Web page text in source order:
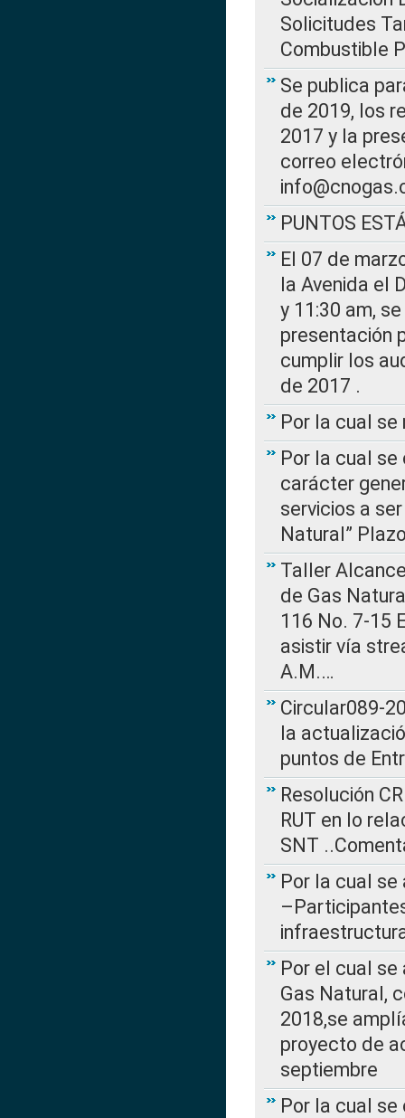
Solicitudes
Combustible
Se publica
de 2019, los
2017 y la
correo
PUNTOS
El 07 de
la Avenida el
y 11:30 am,
presentación
cumplir los
de 2017 .
Por la cual se
Por la cual
carácter
servicios a
Natural”
Taller
de Gas
116 No. 7-15
asistir vía
A.M.…
Circular089-
la
puntos de
Resolución
RUT en lo
SNT
Por la cual se
Por el cual
Gas Natural,
2018,se
proyecto de
septiembre
Por la cual se